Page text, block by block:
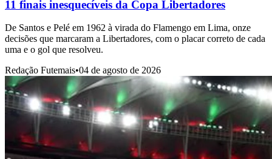
11 finais inesquecíveis da Copa Libertadores
De Santos e Pelé em 1962 à virada do Flamengo em Lima, onze
decisões que marcaram a Libertadores, com o placar correto de cada
uma e o gol que resolveu.
Redação Futemais•04 de agosto de 2026